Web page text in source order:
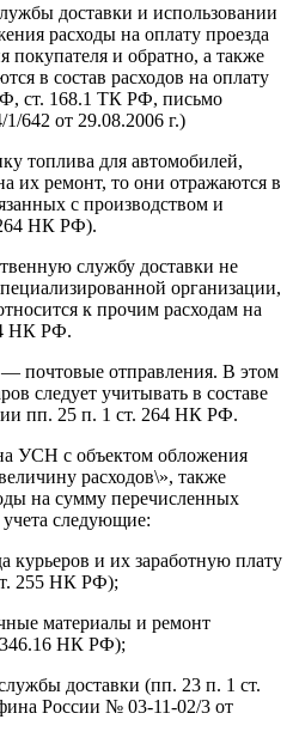
доставки и использовании
расходы на оплату проезда
покупателя и обратно, а также
в состав расходов на оплату
ст. 168.1 ТК РФ, письмо
642 от 29.08.2006 г.)
топлива для автомобилей,
их ремонт, то они отражаются в
с производством и
264 НК РФ).
службу доставки не
организации,
к прочим расходам на
НК РФ.
почтовые отправления. В этом
следует учитывать в составе
пп. 25 п. 1 ст. 264 НК РФ.
УСН с объектом обложения
расходов\», также
на сумму перечисленных
следующие:
курьеров и их заработную плату
255 НК РФ);
материалы и ремонт
346.16 НК РФ);
доставки (пп. 23 п. 1 ст.
России № 03-11-02/3 от